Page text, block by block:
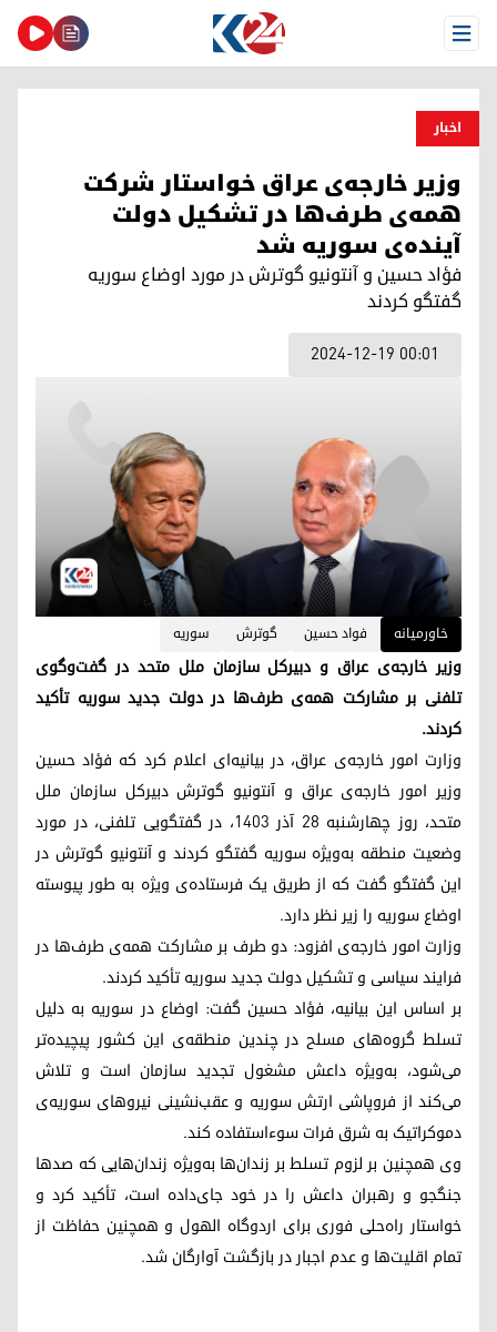
Open Menu
اخبار
وزیر خارجه‌ی عراق خواستار شرکت
همه‌ی طرف‌ها در تشکیل دولت
آیند‌ه‌ی سوریه شد
فؤاد حسین و آنتونیو گوترش در مورد اوضاع سوریه
گفتگو کردند
2024-12-19 00:01
خاورمیانه فواد حسین گوترش سوریه
وزیر خارجه‌ی عراق و دبیرکل سازمان ملل متحد در گفت‌وگوی
تلفنی بر مشارکت همه‌ی طرف‌ها در دولت جدید سوریه تأکید
کردند.
وزارت امور خارجه‌ی عراق، در بیانیه‌ای اعلام کرد که فؤاد حسین
وزیر امور خارجه‌ی عراق و آنتونیو گوترش دبیرکل سازمان ملل
متحد، روز چهارشنبه ۲۸ آذر ۱۴۰۳، در گفتگویی تلفنی، در مورد
وضعیت منطقه به‌ویژه سوریه گفتگو کردند و آنتونیو گوترش در
این گفتگو گفت که از طریق یک فرستاده‌ی ویژه به طور پیوسته
اوضاع سوریه را زیر نظر دارد.
وزارت امور خارجه‌ی افزود: دو طرف بر مشارکت همه‌ی طرف‌ها در
فرایند سیاسی و تشکیل دولت جدید سوریه تأکید کردند.
بر اساس این بیانیه، فؤاد حسین گفت: اوضاع در سوریه به دلیل
تسلط گروه‌های مسلح در چندین منطقه‌ی این کشور پیچیده‌تر
می‌شود، به‌ویژه داعش مشغول تجدید سازمان است و تلاش
می‌کند از فروپاشی ارتش سوریه و عقب‌نشینی نیروهای سوریه‌ی
دموکراتیک به شرق فرات سوءاستفاده کند.
وی همچنین بر لزوم تسلط بر زندان‌ها به‌ویژه زندان‌هایی که صدها
جنگجو و رهبران داعش را در خود جای‌داده است، تأکید کرد و
خواستار راه‌حلی فوری برای اردوگاه الهول و همچنین حفاظت از
تمام اقلیت‌ها و عدم اجبار در بازگشت آوارگان شد.